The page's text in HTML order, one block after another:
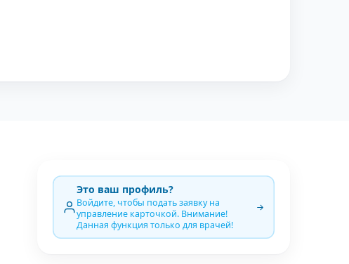
Это ваш профиль?
Войдите, чтобы подать заявку на
управление карточкой. Внимание!
Данная функция только для врачей!